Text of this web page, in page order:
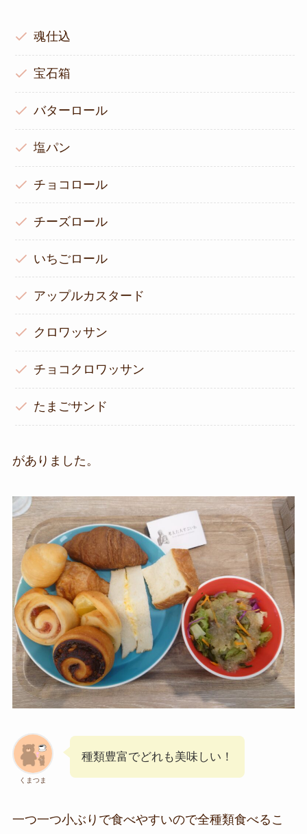
魂仕込
宝石箱
バターロール
塩パン
チョコロール
チーズロール
いちごロール
アップルカスタード
クロワッサン
チョコクロワッサン
たまごサンド
がありました。
くまつま
種類豊富でどれも美味しい！
一つ一つ小ぶりで食べやすいので全種類食べるこ